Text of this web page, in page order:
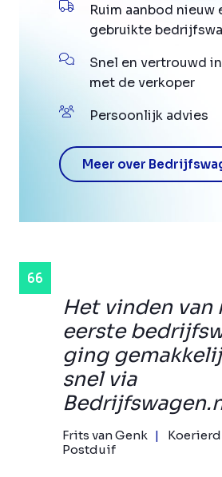
Het vinden van
eerste
ging
snel via
Frits van Genk
Postduif
Ruim aanbod nieuw
gebruikte
Snel en vertrouwd
met de verkoper
Persoonlijk advies
Meer over